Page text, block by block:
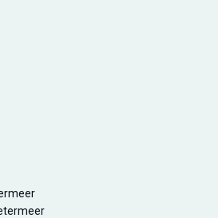
DNV iso/iec 27001